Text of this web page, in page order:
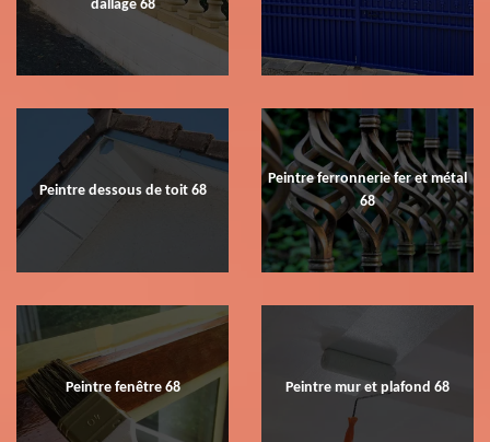
dallage 68
Peintre dessous de toit 68
Peintre ferronnerie fer et métal
68
Peintre fenêtre 68 Peintre mur et plafond 68